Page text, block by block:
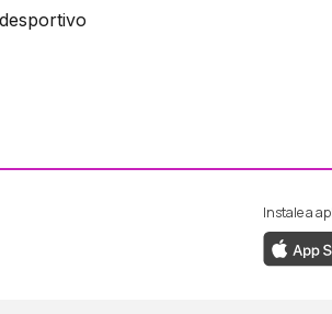
ao Facebook da RTP
ao Instagram da
Instale a